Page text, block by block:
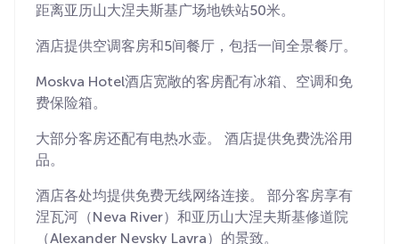
距离亚历山大涅夫斯基广场地铁站50米。
酒店提供空调客房和5间餐厅，包括一间全景餐厅。
Moskva Hotel酒店宽敞的客房配有冰箱、空调和免
费保险箱。
大部分客房还配有电热水壶。 酒店提供免费洗浴用
品。
酒店各处均提供免费无线网络连接。 部分客房享有
涅瓦河（Neva River）和亚历山大涅夫斯基修道院
（Alexander Nevsky Lavra）的景致。